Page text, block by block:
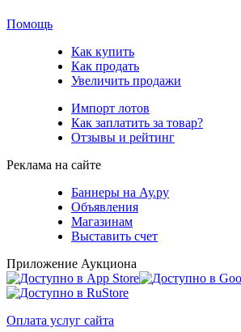
Помощь
Как купить
Как продать
Увеличить продажи
Импорт лотов
Как заплатить за товар?
Отзывы и рейтинг
Реклама на сайте
Баннеры на Ау.ру
Объявления
Магазинам
Выставить счет
Приложение Аукциона
Оплата услуг сайта